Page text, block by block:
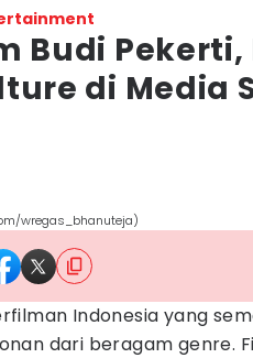
Budi
di Media
wregas_bhanuteja)
Indonesia yang
dari beragam genre.